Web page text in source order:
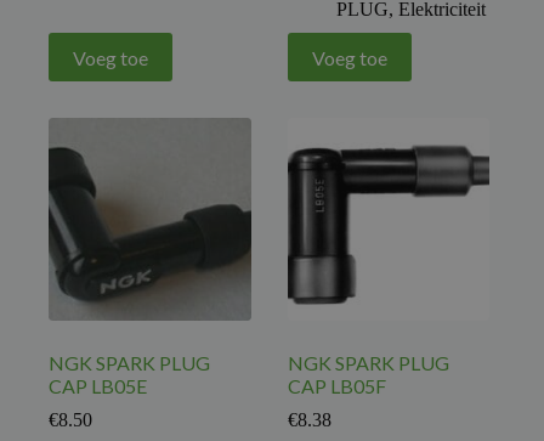
Voeg toe
PLUG, Elektriciteit
Voeg toe
NGK SPARK PLUG
CAP LB05E
€8.50
NGK SPARK PLUG
CAP LB05F
€8.38